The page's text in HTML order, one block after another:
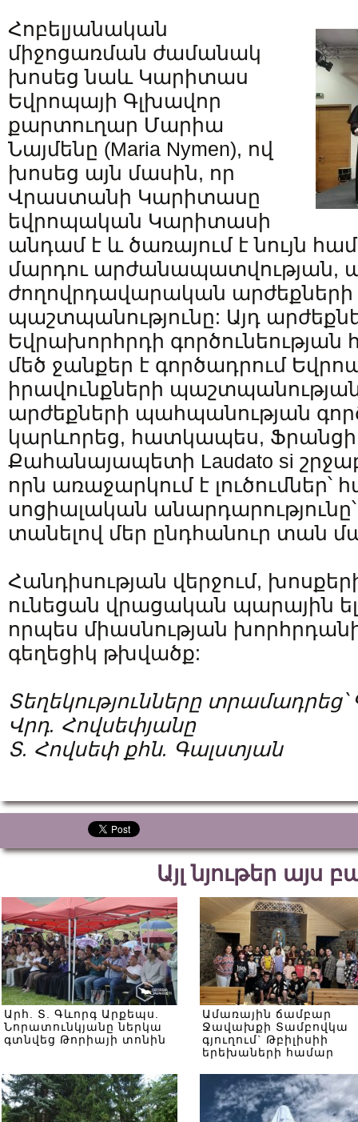
Հոբելյանական
միջոցառման ժամանակ
խոսեց նաև Կարիտաս
Եվրոպայի Գլխավոր
քարտուղար Մարիա
Նայմենը (Maria Nymen), ով
խոսեց այն մասին, որ
Վրաստանի Կարիտասը
եվրոպական Կարիտասի
անդամ է և ծառայում է նույն
մարդու արժանապատվության,
ժողովրդավարական արժեքների
պաշտպանությունը: Այդ
Եվրախորհրդի գործունեության
մեծ ջանքեր է գործադրում
իրավունքների պաշտպանության
արժեքների պահպանության
կարևորեց, հատկապես,
Քահանայապետի Laudato si
որն առաջարկում է լուծումներ՝
սոցիալական
տանելով մեր ընդհանուր տան
Հանդիսության վերջում,
ունեցան վրացական պարային
որպես միասնության
գեղեցիկ թխվածք:
Տեղեկությունները
Վրդ. Հովսեփյանը
Տ. Հովսեփ քհն. Գալստյան
Այլ նյութեր այս
Արհ. Տ. Գևորգ Արքեպս.
Նորատունկյանը ներկա
գտնվեց Թորիայի տոնին
Ամառային ճամբար
Ջավախքի Տամբովկա
գյուղում` Թբիլիսիի
երեխաների համար